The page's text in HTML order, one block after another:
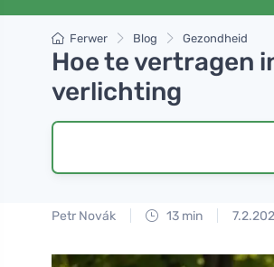
Ferwer Blog Gezondheid
Hoe te vertragen
verlichting
Petr Novák 13 min